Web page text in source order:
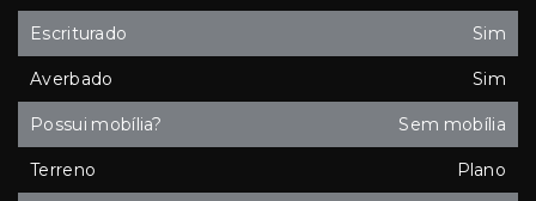
Escriturado Sim
Averbado Sim
Possui mobília? Sem mobília
Terreno Plano